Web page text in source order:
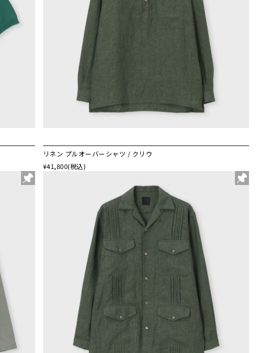
リネン プルオーバーシャツ / クリウ
¥41,800(税込)